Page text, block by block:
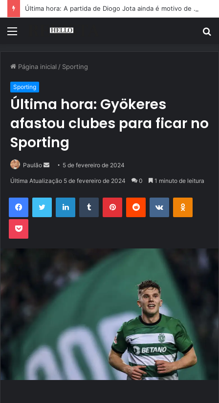
Última hora: A partida de Diogo Jota ainda é motivo de choro
Menu
Página inicial / Sporting
Sporting
Última hora: Gyökeres
afastou clubes para ficar no
Sporting
Paulão
Mande
mail
5 de fevereiro de 2024
Última Atualização 5 de fevereiro de 2024 0 1 minuto de leitura
FacebookTwitter LinkedinTumblr PinterestReddit VK OK
Pocket